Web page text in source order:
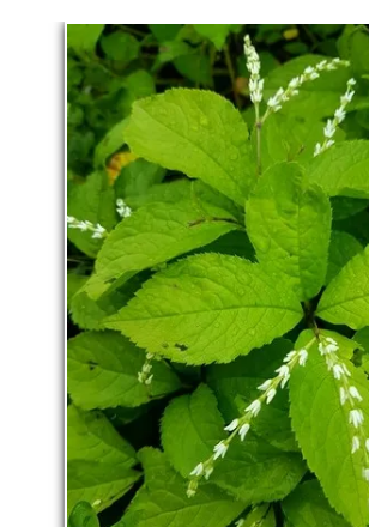
La pépinière
Boutique▼
Événements▼
Infos
Contact
0